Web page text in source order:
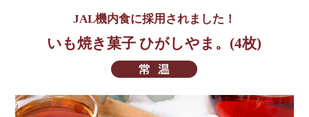
JAL機内食に採用されました！
いも焼き菓子 ひがしやま。(4枚)